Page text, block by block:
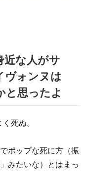
近な人がサ
ヴォンヌは
と思ったよ
死ぬ。
ポップな死に方（振
みたいな）とはまっ